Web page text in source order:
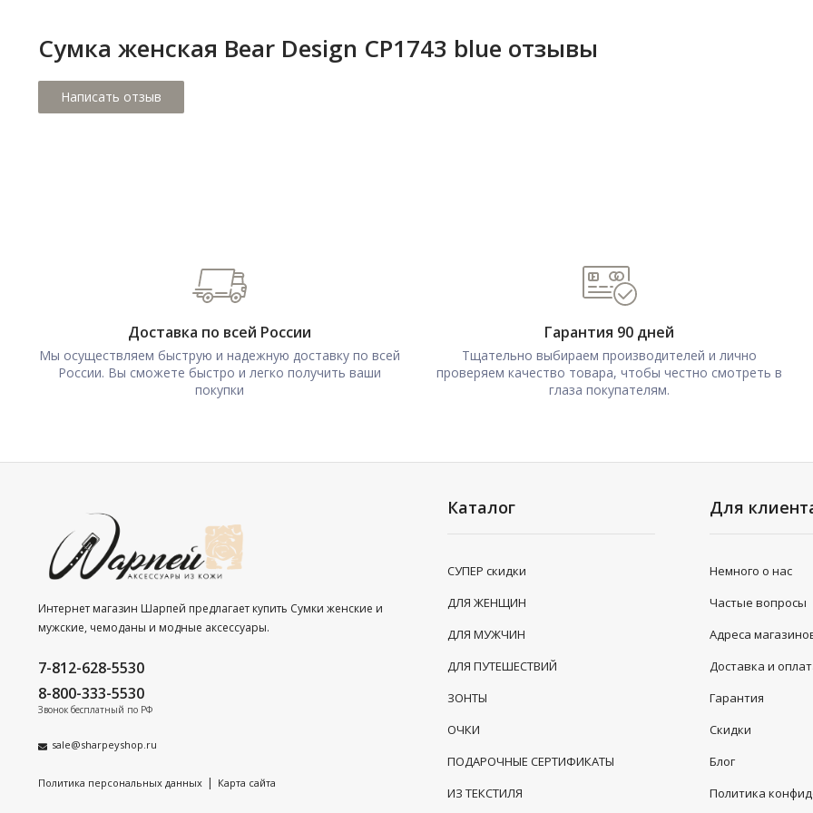
Сумка женская Bear Design CP1743 blue отзывы
Доставка по всей России
Мы осуществляем быструю и надежную доставку по всей
России. Вы сможете быстро и легко получить ваши
покупки
Гарантия 90 дней
Тщательно выбираем производителей и лично
проверяем качество товара, чтобы честно смотреть в
глаза покупателям.
Интернет магазин Шарпей предлагает купить Сумки женские и
мужские, чемоданы и модные аксессуары.
7-812-628-5530
8-800-333-5530
Звонок бесплатный по РФ
sale@sharpeyshop.ru
Политика персональных данных | Карта сайта
Каталог
СУПЕР скидки
ДЛЯ ЖЕНЩИН
ДЛЯ МУЖЧИН
ДЛЯ ПУТЕШЕСТВИЙ
ЗОНТЫ
ОЧКИ
ПОДАРОЧНЫЕ СЕРТИФИКАТЫ
ИЗ ТЕКСТИЛЯ
Для
Немного о нас
Частые вопросы
Адреса
Доставка и
Гарантия
Скидки
Блог
Политика